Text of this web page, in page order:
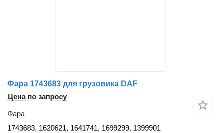
Фара 1743683 для грузовика DAF
Цена по запросу
Фара
1743683, 1620621, 1641741, 1699299, 1399901